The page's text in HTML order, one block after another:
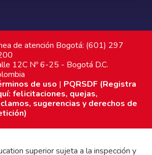
de atención Bogotá: (601) 297
12C Nº 6-25 - Bogotá D.C.
de uso | PQRSDF (Registra
felicitaciones, quejas,
sugerencias y derechos de
superior sujeta a la inspección y